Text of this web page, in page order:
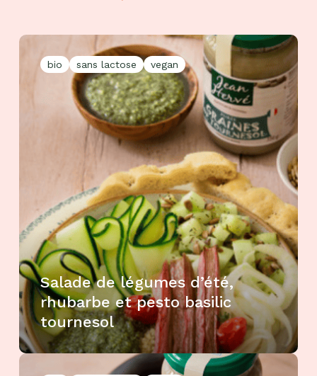
bio sans lactose vegan
Salade de légumes d’été,
rhubarbe et pesto basilic
tournesol